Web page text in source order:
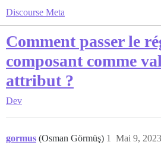
Discourse Meta
Comment passer le
composant comme
attribut ?
Dev
gormus (Osman Görmüş) Mai 9,
1